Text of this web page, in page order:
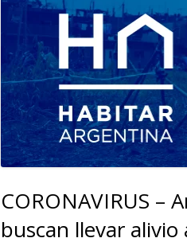
HISTORIA
OBJETIVOS
COMISIONES
CORONAVIRUS –
buscan llevar